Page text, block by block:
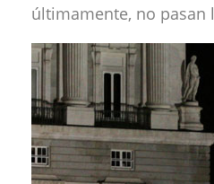
últimamente, no pasan